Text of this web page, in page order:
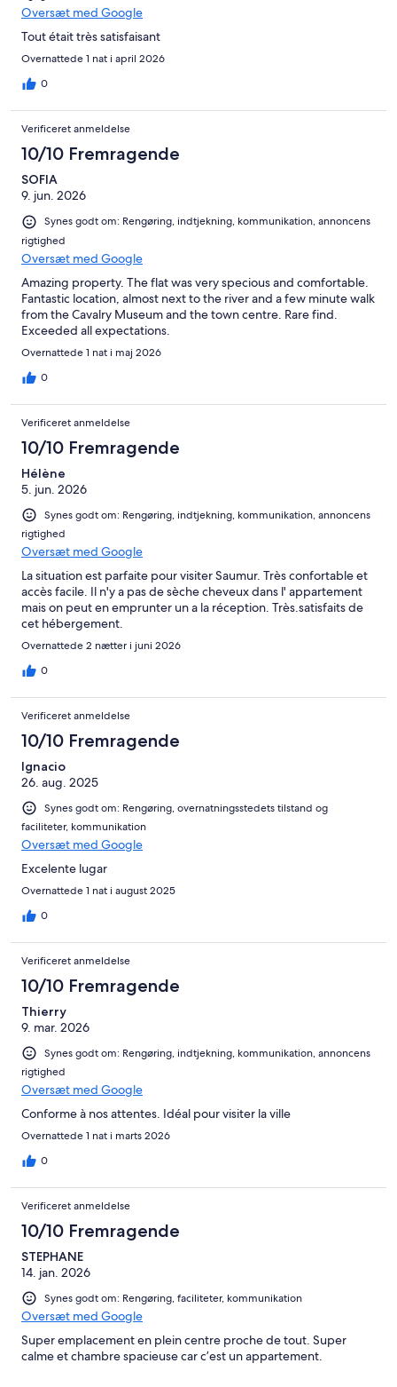
Oversæt med Google
Tout était très satisfaisant
Overnattede 1 nat i april 2026
0
Verificeret anmeldelse
10/10 Fremragende
SOFIA
9. jun. 2026
Synes godt om: Rengøring, indtjekning, kommunikation, annoncens
rigtighed
Oversæt med Google
Amazing property. The flat was very specious and comfortable.
Fantastic location, almost next to the river and a few minute walk
from the Cavalry Museum and the town centre. Rare find.
Exceeded all expectations.
Overnattede 1 nat i maj 2026
0
Verificeret anmeldelse
10/10 Fremragende
Hélène
5. jun. 2026
Synes godt om: Rengøring, indtjekning, kommunikation, annoncens
rigtighed
Oversæt med Google
La situation est parfaite pour visiter Saumur. Très confortable et
accès facile. Il n'y a pas de sèche cheveux dans l' appartement
mais on peut en emprunter un a la réception. Très.satisfaits de
cet hébergement.
Overnattede 2 nætter i juni 2026
0
Verificeret anmeldelse
10/10 Fremragende
Ignacio
26. aug. 2025
Synes godt om: Rengøring, overnatningsstedets tilstand og
faciliteter, kommunikation
Oversæt med Google
Excelente lugar
Overnattede 1 nat i august 2025
0
Verificeret anmeldelse
10/10 Fremragende
Thierry
9. mar. 2026
Synes godt om: Rengøring, indtjekning, kommunikation, annoncens
rigtighed
Oversæt med Google
Conforme à nos attentes. Idéal pour visiter la ville
Overnattede 1 nat i marts 2026
0
Verificeret anmeldelse
10/10 Fremragende
STEPHANE
14. jan. 2026
Synes godt om: Rengøring, faciliteter, kommunikation
Oversæt med Google
Super emplacement en plein centre proche de tout. Super
calme et chambre spacieuse car c’est un appartement.